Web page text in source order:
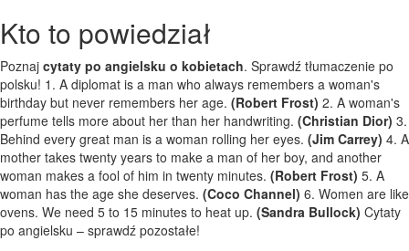
Kto to powiedział
Poznaj cytaty po angielsku o kobietach. Sprawdź tłumaczenie po
polsku! 1. A diplomat is a man who always remembers a woman's
birthday but never remembers her age. (Robert Frost) 2. A woman's
perfume tells more about her than her handwriting. (Christian Dior) 3.
Behind every great man is a woman rolling her eyes. (Jim Carrey) 4. A
mother takes twenty years to make a man of her boy, and another
woman makes a fool of him in twenty minutes. (Robert Frost) 5. A
woman has the age she deserves. (Coco Channel) 6. Women are like
ovens. We need 5 to 15 minutes to heat up. (Sandra Bullock) Cytaty
po angielsku – sprawdź pozostałe!